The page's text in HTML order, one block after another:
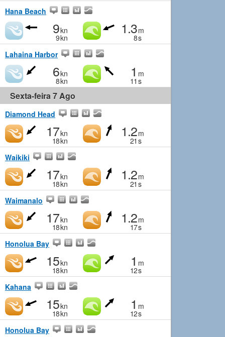
Hana Beach
9kn
9kn
1.3m
8s
Lahaina Harbor
6kn
8kn
1 m
11 s
Sexta-feira 7 Ago
Diamond Head
17kn
18kn
1.2m
21 s
Waikiki
17kn
18kn
1.2m
21 s
Waimanalo
17kn
18kn
1.2m
17s
Honolua Bay
15kn
18kn
1 m
12s
Kahana
15kn
18kn
1 m
12s
Honolua Bay